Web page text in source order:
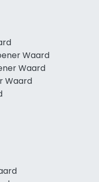
Waard
Waard
Waard